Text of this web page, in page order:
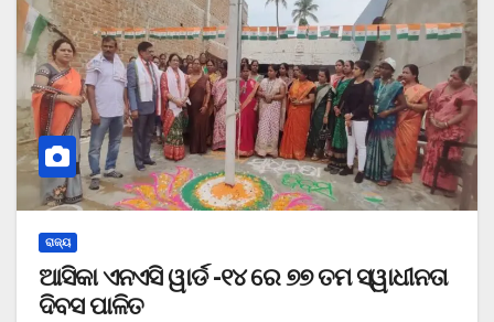
ରାଜ୍ୟ
ଆସିକା ଏନଏସି ୱାର୍ଡ -୧୪ ରେ ୭୭ ତମ ସ୍ୱାଧୀନତା
ଦିବସ ପାଳିତ